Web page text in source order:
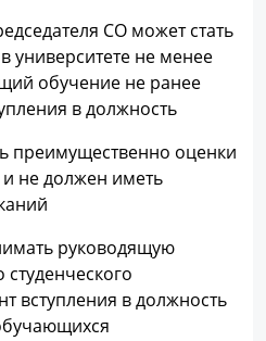
СО может стать
университете не менее
обучение не ранее
в должность
преимущественно оценки
не должен иметь
руководящую
вступления в должность